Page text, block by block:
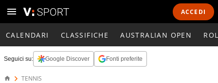
ACCEDI
CALENDARI CLASSIFICHE AUSTRALIAN OPEN
Seguici su: Google Discover Fonti preferite
TENNIS